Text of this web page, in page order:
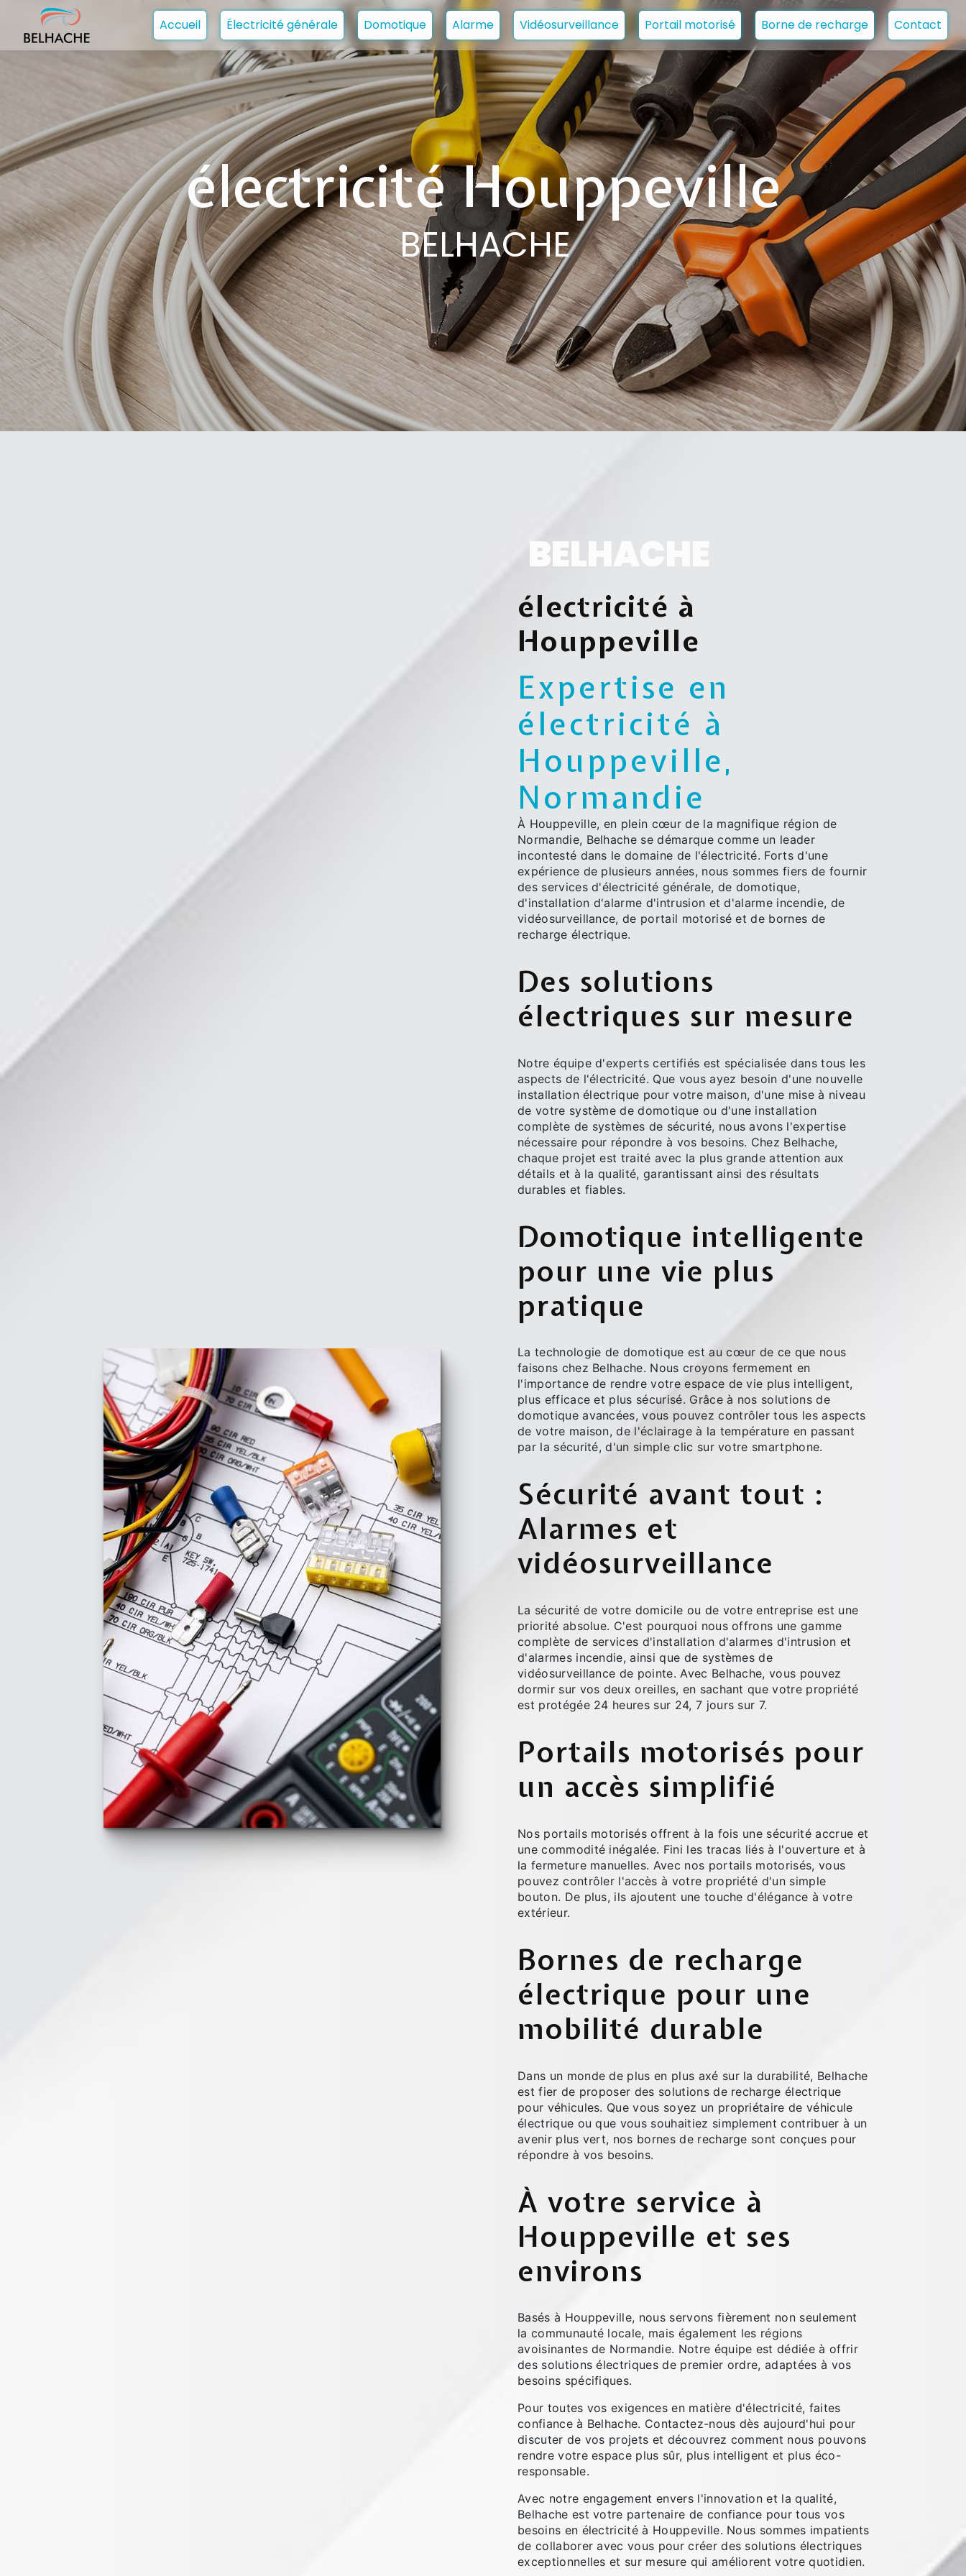
Accueil Électricité générale Domotique Alarme Vidéosurveillance Portail motorisé Borne de recharge Contact
électricité Houppeville
BELHACHE
BELHACHE
électricité à
Houppeville
Expertise en
électricité à
Houppeville,
Normandie
À Houppeville, en plein cœur de la magnifique région de
Normandie, Belhache se démarque comme un leader
incontesté dans le domaine de l'électricité. Forts d'une
expérience de plusieurs années, nous sommes fiers de fournir
des services d'électricité générale, de domotique,
d'installation d'alarme d'intrusion et d'alarme incendie, de
vidéosurveillance, de portail motorisé et de bornes de
recharge électrique.
Des solutions
électriques sur mesure
Notre équipe d'experts certifiés est spécialisée dans tous les
aspects de l'électricité. Que vous ayez besoin d'une nouvelle
installation électrique pour votre maison, d'une mise à niveau
de votre système de domotique ou d'une installation
complète de systèmes de sécurité, nous avons l'expertise
nécessaire pour répondre à vos besoins. Chez Belhache,
chaque projet est traité avec la plus grande attention aux
détails et à la qualité, garantissant ainsi des résultats
durables et fiables.
Domotique intelligente
pour une vie plus
pratique
La technologie de domotique est au cœur de ce que nous
faisons chez Belhache. Nous croyons fermement en
l'importance de rendre votre espace de vie plus intelligent,
plus efficace et plus sécurisé. Grâce à nos solutions de
domotique avancées, vous pouvez contrôler tous les aspects
de votre maison, de l'éclairage à la température en passant
par la sécurité, d'un simple clic sur votre smartphone.
Sécurité avant tout :
Alarmes et
vidéosurveillance
La sécurité de votre domicile ou de votre entreprise est une
priorité absolue. C'est pourquoi nous offrons une gamme
complète de services d'installation d'alarmes d'intrusion et
d'alarmes incendie, ainsi que de systèmes de
vidéosurveillance de pointe. Avec Belhache, vous pouvez
dormir sur vos deux oreilles, en sachant que votre propriété
est protégée 24 heures sur 24, 7 jours sur 7.
Portails motorisés pour
un accès simplifié
Nos portails motorisés offrent à la fois une sécurité accrue et
une commodité inégalée. Fini les tracas liés à l'ouverture et à
la fermeture manuelles. Avec nos portails motorisés, vous
pouvez contrôler l'accès à votre propriété d'un simple
bouton. De plus, ils ajoutent une touche d'élégance à votre
extérieur.
Bornes de recharge
électrique pour une
mobilité durable
Dans un monde de plus en plus axé sur la durabilité, Belhache
est fier de proposer des solutions de recharge électrique
pour véhicules. Que vous soyez un propriétaire de véhicule
électrique ou que vous souhaitiez simplement contribuer à un
avenir plus vert, nos bornes de recharge sont conçues pour
répondre à vos besoins.
À votre service à
Houppeville et ses
environs
Basés à Houppeville, nous servons fièrement non seulement
la communauté locale, mais également les régions
avoisinantes de Normandie. Notre équipe est dédiée à offrir
des solutions électriques de premier ordre, adaptées à vos
besoins spécifiques.
Pour toutes vos exigences en matière d'électricité, faites
confiance à Belhache. Contactez-nous dès aujourd'hui pour
discuter de vos projets et découvrez comment nous pouvons
rendre votre espace plus sûr, plus intelligent et plus éco-
responsable.
Avec notre engagement envers l'innovation et la qualité,
Belhache est votre partenaire de confiance pour tous vos
besoins en électricité à Houppeville. Nous sommes impatients
de collaborer avec vous pour créer des solutions électriques
exceptionnelles et sur mesure qui améliorent votre quotidien.
Panneau de gestion des cookies